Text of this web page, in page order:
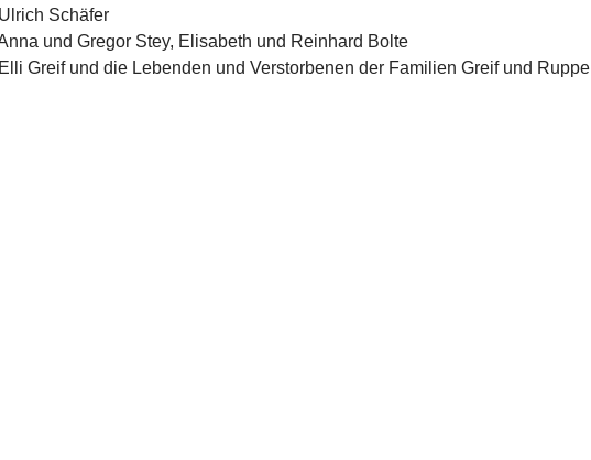
Schäfer
und Gregor Stey, Elisabeth und Reinhard Bolte
Greif und die Lebenden und Verstorbenen der Familien Greif und Ruppel